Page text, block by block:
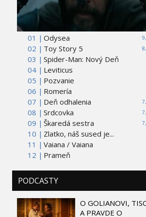
01 | Odysea
02 | Toy Story 5
03 | Spider-Man: Nový Deň
04 | Leviticus
05 | Pozvanie
06 | Romería
07 | Deň odhalenia
08 | Srdcovka
09 | Škaredá sestra
10 | Zlatko, náš sused je...
11 | Vaiana / Vaiana
12 | Prameň
PODCASTY
O GOLIANOVI,
A PRAVDE O